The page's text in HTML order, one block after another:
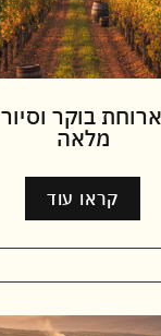
בוקר
מלאה
קראו עוד